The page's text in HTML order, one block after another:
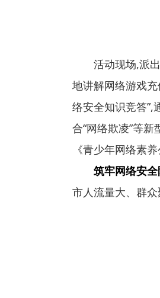
活动现场,派
地讲解网络游戏
络安全知识竞答”,
合“网络欺凌”等
《青少年网络素
筑牢网络安全
市人流量大、群